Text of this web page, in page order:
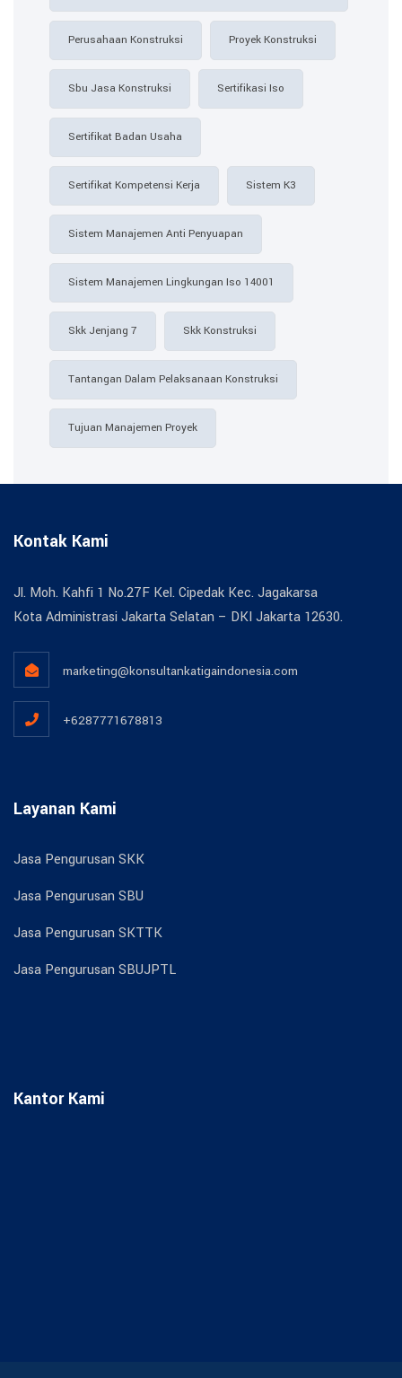
Perusahaan Konstruksi Proyek Konstruksi
Sbu Jasa Konstruksi Sertifikasi Iso
Sertifikat Badan Usaha
Sertifikat Kompetensi Kerja Sistem K3
Sistem Manajemen Anti Penyuapan
Sistem Manajemen Lingkungan Iso 14001
Skk Jenjang 7 Skk Konstruksi
Tantangan Dalam Pelaksanaan Konstruksi
Tujuan Manajemen Proyek
Kontak Kami
Jl. Moh. Kahfi 1 No.27F Kel. Cipedak Kec. Jagakarsa
Kota Administrasi Jakarta Selatan – DKI Jakarta 12630.
marketing@konsultankatigaindonesia.com
+6287771678813
Layanan Kami
Jasa Pengurusan SKK
Jasa Pengurusan SBU
Jasa Pengurusan SKTTK
Jasa Pengurusan SBUJPTL
Kantor Kami